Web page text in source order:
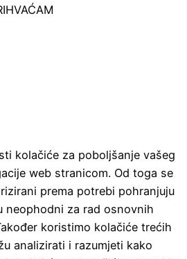
kolačiće za poboljšanje vašeg
web stranicom. Od toga se
prema potrebi pohranjuju
neophodni za rad osnovnih
koristimo kolačiće trećih
analizirati i razumjeti kako